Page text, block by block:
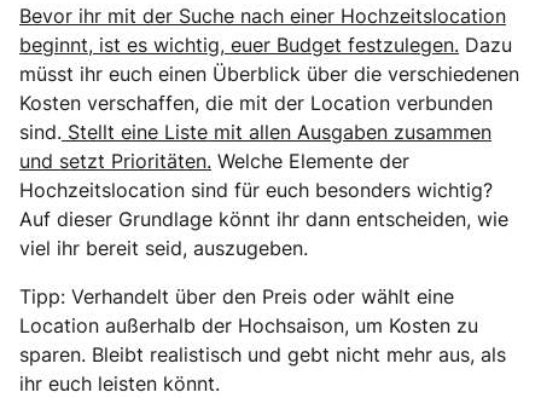
Bevor ihr mit der Suche nach einer Hochzeitslocation
beginnt, ist es wichtig, euer Budget festzulegen. Dazu
müsst ihr euch einen Überblick über die verschiedenen
Kosten verschaffen, die mit der Location verbunden
sind. Stellt eine Liste mit allen Ausgaben zusammen
und setzt Prioritäten. Welche Elemente der
Hochzeitslocation sind für euch besonders wichtig?
Auf dieser Grundlage könnt ihr dann entscheiden, wie
viel ihr bereit seid, auszugeben.
Tipp: Verhandelt über den Preis oder wählt eine
Location außerhalb der Hochsaison, um Kosten zu
sparen. Bleibt realistisch und gebt nicht mehr aus, als
ihr euch leisten könnt.